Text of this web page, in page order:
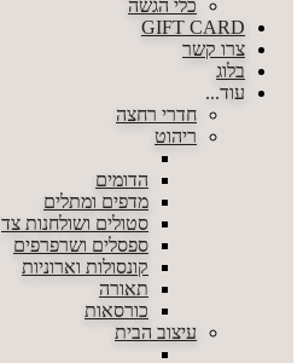
כלי הגשה
GIFT CARD
צרו קשר
בלוג
עוד...
חדרי רחצה
ריהוט
הדומים
מדפים ומתלים
סטולים ושולחנות צד
ספסלים ושרפרפים
קונסולות וארוניות
תאורה
כורסאות
עיצוב הבית